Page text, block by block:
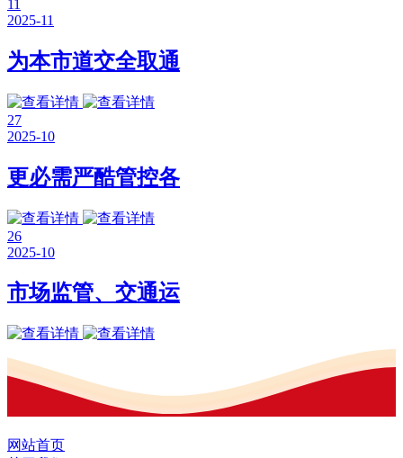
11
2025-11
为本市道交全取通
27
2025-10
更必需严酷管控各
26
2025-10
市场监管、交通运
网站首页